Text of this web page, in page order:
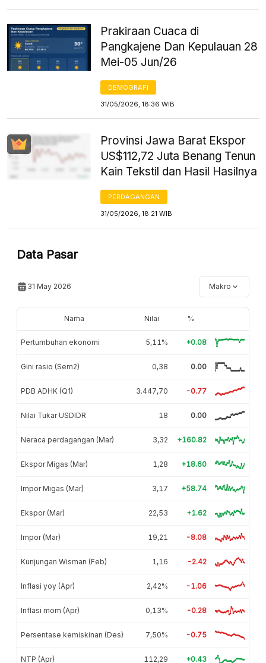
Prakiraan Cuaca di
Pangkajene Dan Kepulauan 28
Mei-05 Jun/26
DEMOGRAFI
31/05/2026, 18:36 WIB
Provinsi Jawa Barat Ekspor
US$112,72 Juta Benang Tenun
Kain Tekstil dan Hasil Hasilnya
PERDAGANGAN
31/05/2026, 18:21 WIB
Data Pasar
31 May 2026 Makro
Nama Nilai %
Pertumbuhan ekonomi 5,11% +0.08
Gini rasio (Sem2) 0,38 0.00
PDB ADHK (Q1) 3.447,70 -0.77
Nilai Tukar USDIDR 18 0.00
Neraca perdagangan (Mar) 3,32 +160.82
Ekspor Migas (Mar) 1,28 +18.60
Impor Migas (Mar) 3,17 +58.74
Ekspor (Mar) 22,53 +1.62
Impor (Mar) 19,21 -8.08
Kunjungan Wisman (Feb) 1,16 -2.42
Inflasi yoy (Apr) 2,42% -1.06
Inflasi mom (Apr) 0,13% -0.28
Persentase kemiskinan (Des) 7,50% -0.75
NTP (Apr) 112,29 +0.43